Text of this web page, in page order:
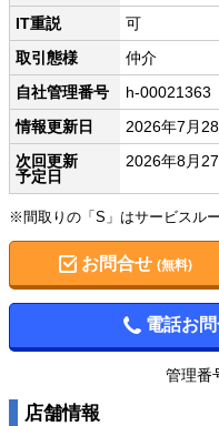
IT重説
可
取引態様
仲介
自社管理番号
h-00021363
情報更新日
2026年7月
次回更新
予定日
2026年8月
※間取りの「S」はサービスル
お問合せ (無料)
電話お問
管理番
店舗情報